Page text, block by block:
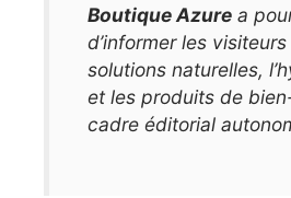
Boutique Azure a
d’informer les
solutions naturelles,
et les produits de
cadre éditorial